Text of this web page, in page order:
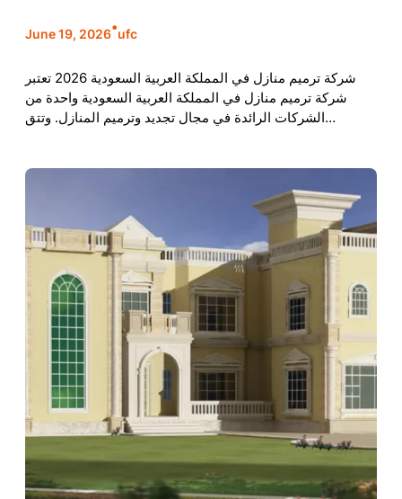
June 19, 2026•ufc
شركة ترميم منازل في المملكة العربية السعودية 2026 تعتبر
شركة ترميم منازل في المملكة العربية السعودية واحدة من
الشركات الرائدة في مجال تجديد وترميم المنازل. وتتق…